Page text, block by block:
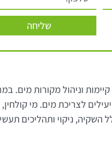
שליחה
וניהול מקורות מים.
לצריכת מים. מי קולחין,
השקיה, ניקוי ותהליכים